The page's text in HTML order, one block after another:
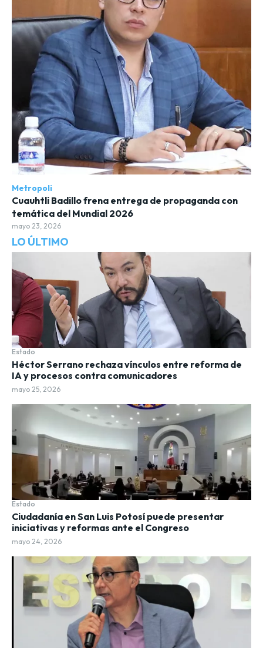
LO ÚLTIMO
Estado
Héctor Serrano rechaza vínculos entre reforma de
IA y procesos contra comunicadores
mayo 25, 2026
Estado
Ciudadanía en San Luis Potosí puede presentar
iniciativas y reformas ante el Congreso
mayo 24, 2026
Metropoli
Cuauhtli Badillo frena entrega de propaganda con
temática del Mundial 2026
mayo 23, 2026